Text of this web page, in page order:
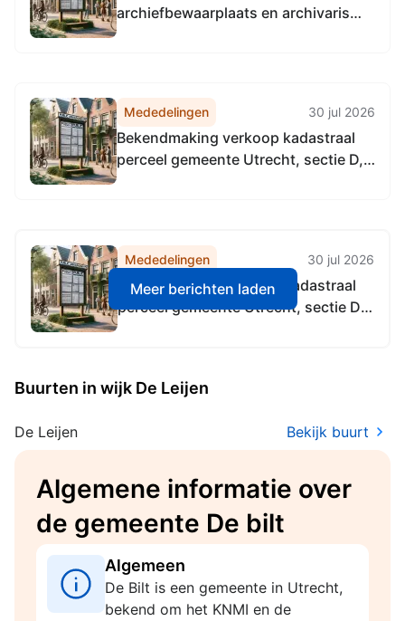
archiefbewaarplaats en archivaris
Mededelingen 30 jul 2026
Bekendmaking verkoop kadastraal
perceel gemeente Utrecht, sectie D,
Mededelingen 30 jul 2026
Bekendmaking verkoop kadastraal
perceel gemeente Utrecht, sectie D,
Meer berichten laden
Buurten in wijk De Leijen
De Leijen Bekijk buurt
Algemene informatie over
de gemeente De bilt
Algemeen
De Bilt is een gemeente in Utrecht,
bekend om het KNMI en de